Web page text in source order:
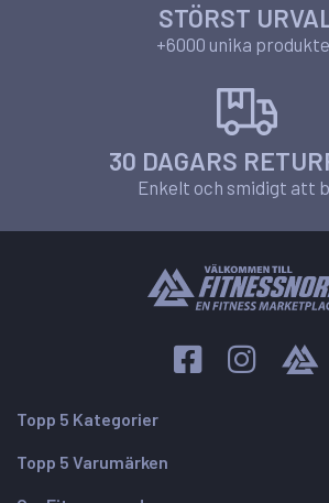
STÖRST
+6000 unika
30 DAGARS
Enkelt och smidigt att
Topp 5 Kategorier
Topp 5 Varumärken